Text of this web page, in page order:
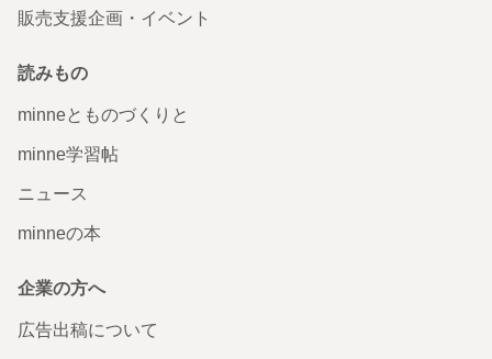
販売支援企画・イベント
読みもの
minneとものづくりと
minne学習帖
ニュース
minneの本
企業の方へ
広告出稿について